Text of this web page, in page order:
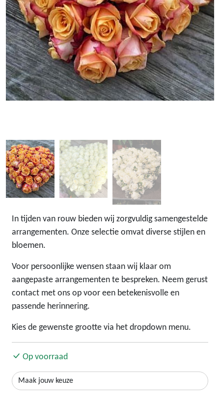
In tijden van rouw bieden wij zorgvuldig samengestelde
arrangementen. Onze selectie omvat diverse stijlen en
bloemen.
Voor persoonlijke wensen staan wij klaar om
aangepaste arrangementen te bespreken. Neem gerust
contact met ons op voor een betekenisvolle en
passende herinnering.
Kies de gewenste grootte via het dropdown menu.
Op voorraad